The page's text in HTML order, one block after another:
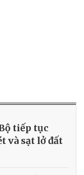
tiếp tục
và sạt lở đất